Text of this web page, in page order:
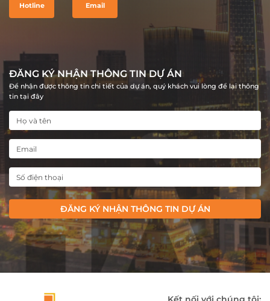
Hotline Email
ĐĂNG KÝ NHẬN THÔNG TIN DỰ ÁN
Để nhận được thông tin chi tiết của dự án, quý khách vui lòng để lại thông
tin tại đây
ĐĂNG KÝ NHẬN THÔNG TIN DỰ ÁN